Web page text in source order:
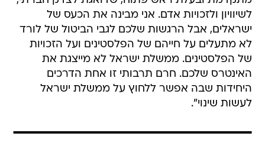
לשיוויון ולזכויות אדם. אני מבינה את הכעס של
ישראלים, אבל הרגשות שלכם לגבי הביטול של לורד
לא מתעלים על חייהם של הפלסטינים ועל הזכויות
של הפלסטינים. ממשלת ישראל לא מייצגת את
האינטרס שלכם. חרם תרבותי זו אחת הדרכים
היחידות שבה אפשר ללחוץ על ממשלת ישראל
לעשות שינוי".